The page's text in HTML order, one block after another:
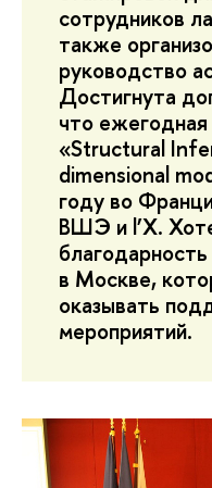
сотрудников
также
руководство
Достигнута
что
«Structural
dimensional
году во
ВШЭ и l’X.
в Москве,
оказывать
мероприятий.